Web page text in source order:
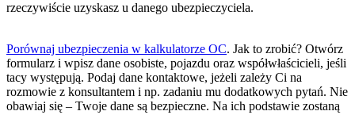
rzeczywiście uzyskasz u danego ubezpieczyciela.
Porównaj ubezpieczenia w kalkulatorze OC. Jak to zrobić? Otwórz
formularz i wpisz dane osobiste, pojazdu oraz współwłaścicieli, jeśli
tacy występują. Podaj dane kontaktowe, jeżeli zależy Ci na
rozmowie z konsultantem i np. zadaniu mu dodatkowych pytań. Nie
obawiaj się – Twoje dane są bezpieczne. Na ich podstawie zostaną